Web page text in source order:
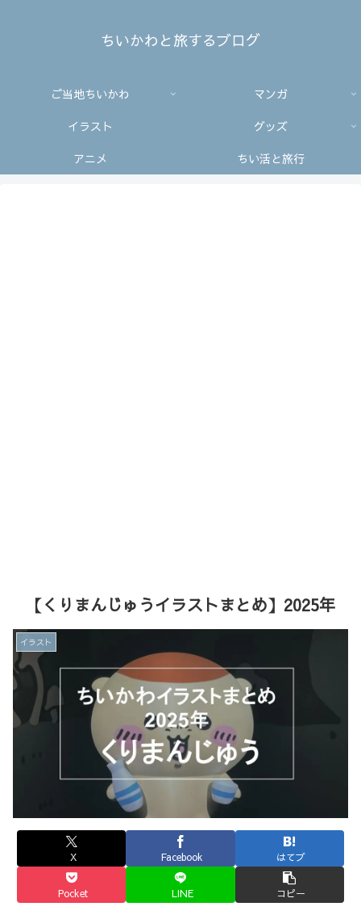
ちいかわと旅するブログ
ご当地ちいかわ
マンガ
イラスト
グッズ
アニメ
ちい活と旅行
【くりまんじゅうイラストまとめ】2025年
イラスト
X Facebook はてブ
Pocket LINE コピー